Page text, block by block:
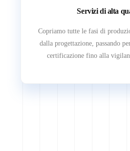
Servizi di alta
Copriamo tutte le fasi di
dalla progettazione, passando
certificazione fino alla